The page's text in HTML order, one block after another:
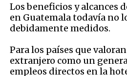
Los beneficios y alcances
en Guatemala todavía no
debidamente medidos.
Para los países que
extranjero como un
empleos directos en la